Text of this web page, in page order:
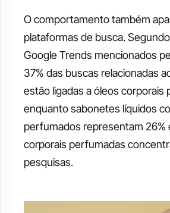
O comportamento também
plataformas de busca.
Google Trends mencionados
37% das buscas relacionadas
estão ligadas a óleos corporais
enquanto sabonetes líquidos
perfumados representam 26%
corporais perfumadas
pesquisas.